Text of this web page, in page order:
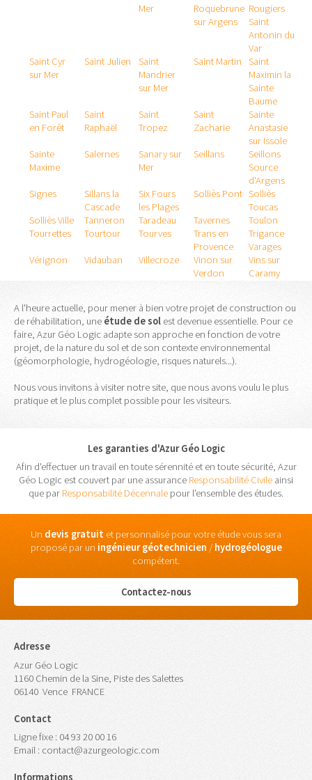
Mer
Roquebrune
sur Argens
Rougiers
Saint
Antonin du
Var
Saint Cyr
sur Mer
Saint Julien
Saint
Mandrier
sur Mer
Saint Martin
Saint
Maximin la
Sainte
Baume
Saint Paul
en Forêt
Saint
Raphaël
Saint
Tropez
Saint
Zacharie
Sainte
Anastasie
sur Issole
Sainte
Maxime
Salernes
Sanary sur
Mer
Seillans
Seillons
Source
d'Argens
Signes
Sillans la
Cascade
Six Fours
les Plages
Solliès Pont Solliès
Toucas
Solliès Ville
Tanneron Taradeau Tavernes
Toulon
Tourrettes
Tourtour Tourves
Trans en
Provence
Trigance
Varages
Vérignon
Vidauban Villecroze
Vinon sur
Verdon
Vins sur
Caramy
A l'heure actuelle, pour mener à bien votre projet de construction ou
de réhabilitation, une étude desol est devenue essentielle. Pour ce
faire, Azur Géo Logic adapte son approche en fonction de votre
projet, de la nature du sol et de son contexte environnemental
(géomorphologie, hydrogéologie, risques naturels...).
Nous vous invitons à visiter notre site, que nous avons voulu le plus
pratique et le plus complet possible pour les visiteurs.
Les garanties d'Azur Géo Logic
Afin d'effectuer un travail en toute sérennité et en toute sécurité, Azur
Géo Logic est couvert par une assurance Responsabilité Civile ainsi
que par Responsabilité Décennale pour l'ensemble des études.
Un devis gratuit et personnalisé pour votre étude vous sera
proposé par un ingénieur géotechnicien / hydrogéologue
compétent.
Contactez-nous
Adresse
Azur Géo Logic
1160 Chemin de la Sine, Piste des Salettes
06140 Vence FRANCE
Contact
Ligne fixe : 04 93 20 00 16
Email : contact@azurgeologic.com
Informations